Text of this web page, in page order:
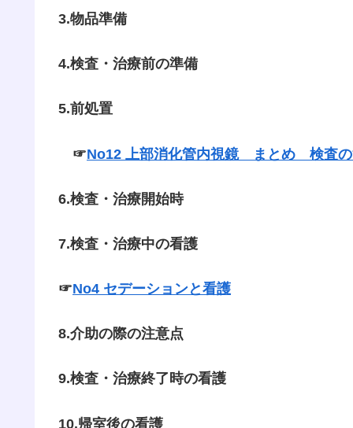
3.物品準備
4.検査・治療前の準備
5.前処置
☞No12 上部消化管内視鏡 まとめ 検査の
6.検査・治療開始時
7.検査・治療中の看護
☞No4 セデーションと看護
8.介助の際の注意点
9.検査・治療終了時の看護
10.帰室後の看護